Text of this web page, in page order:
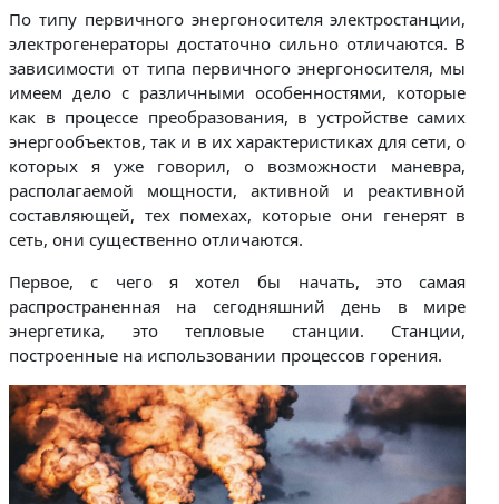
По типу первичного энергоносителя электростанции,
электрогенераторы достаточно сильно отличаются. В
зависимости от типа первичного энергоносителя, мы
имеем дело с различными особенностями, которые
как в процессе преобразования, в устройстве самих
энергообъектов, так и в их характеристиках для сети, о
которых я уже говорил, о возможности маневра,
располагаемой мощности, активной и реактивной
составляющей, тех помехах, которые они генерят в
сеть, они существенно отличаются.
Первое, с чего я хотел бы начать, это самая
распространенная на сегодняшний день в мире
энергетика, это тепловые станции. Станции,
построенные на использовании процессов горения.